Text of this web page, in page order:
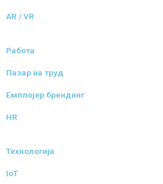
AR / VR
Работа
Пазар на труд
Емплојер брендинг
HR
Технологија
IoT